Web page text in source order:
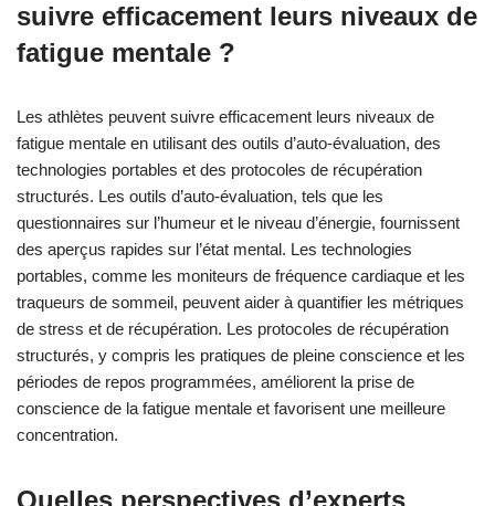
suivre efficacement leurs niveaux de
fatigue mentale ?
Les athlètes peuvent suivre efficacement leurs niveaux de
fatigue mentale en utilisant des outils d’auto-évaluation, des
technologies portables et des protocoles de récupération
structurés. Les outils d’auto-évaluation, tels que les
questionnaires sur l’humeur et le niveau d’énergie, fournissent
des aperçus rapides sur l’état mental. Les technologies
portables, comme les moniteurs de fréquence cardiaque et les
traqueurs de sommeil, peuvent aider à quantifier les métriques
de stress et de récupération. Les protocoles de récupération
structurés, y compris les pratiques de pleine conscience et les
périodes de repos programmées, améliorent la prise de
conscience de la fatigue mentale et favorisent une meilleure
concentration.